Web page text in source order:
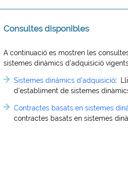
Consultes disponibles
A continuació es mostren les
sistemes dinàmics d'adquisició
Sistemes dinàmics d'adquisició:
d'establiment de sistemes
Contractes basats en sistemes
contractes basats en sistemes